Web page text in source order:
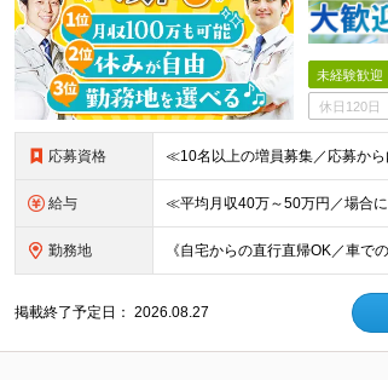
未経験歓迎
休日120日
応募資格
給与
勤務地
掲載終了予定日：2026.08.27